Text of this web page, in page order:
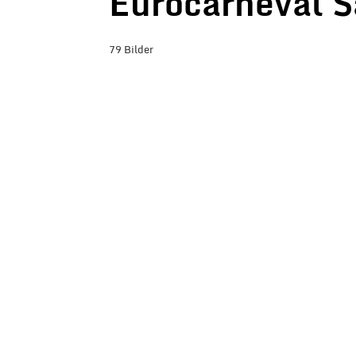
79 Bilder